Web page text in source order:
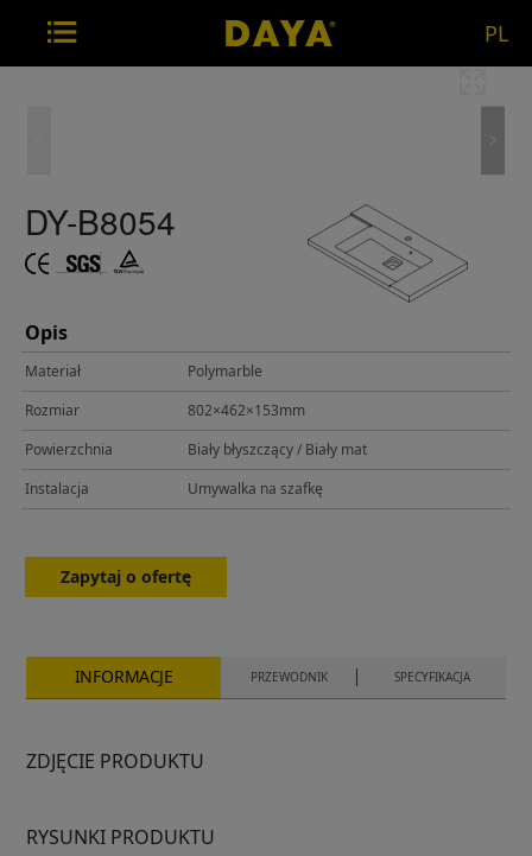
PL
DY-B8054
Opis
Materiał
Polymarble
Rozmiar
802×462×153mm
Powierzchnia
Biały błyszczący / Biały mat
Instalacja
Umywalka na szafkę
Zapytaj o ofertę
INFORMACJE PRZEWODNIK SPECYFIKACJA
ZDJĘCIE PRODUKTU
RYSUNKI PRODUKTU